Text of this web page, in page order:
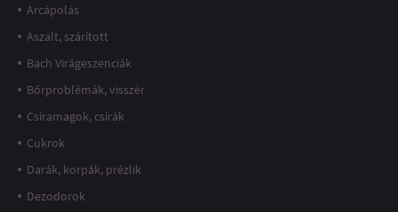
Arcápolás
Aszalt, szárított
Bach Virágeszenciák
Bőrproblémák, visszér
Csíramagok, csírák
Cukrok
Darák, korpák, prézlik
Dezodorok